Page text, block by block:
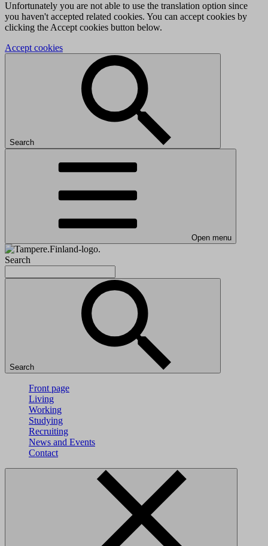
Unfortunately you are not able to use the translation option since
you haven't accepted related cookies. You can accept cookies by
clicking the Accept cookies button below.
Accept cookies
Search
Open menu
Search
Search
Front page
Living
Working
Studying
Recruiting
News and Events
Contact